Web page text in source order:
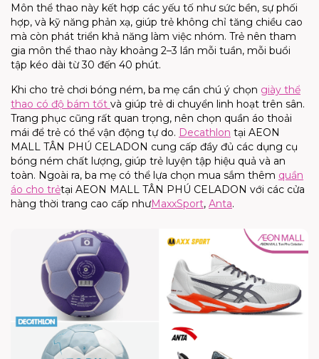
Môn thể thao này kết hợp các yếu tố như sức bền, sự phối
hợp, và kỹ năng phản xạ, giúp trẻ không chỉ tăng chiều cao
mà còn phát triển khả năng làm việc nhóm. Trẻ nên tham
gia môn thể thao này khoảng 2–3 lần mỗi tuần, mỗi buổi
tập kéo dài từ 30 đến 40 phút.
Khi cho trẻ chơi bóng ném, ba mẹ cần chú ý chọn giày thể
thao có độ bám tốt và giúp trẻ di chuyển linh hoạt trên sân.
Trang phục cũng rất quan trọng, nên chọn quần áo thoải
mái để trẻ có thể vận động tự do. Decathlon tại AEON
MALL TÂN PHÚ CELADON cung cấp đầy đủ các dụng cụ
bóng ném chất lượng, giúp trẻ luyện tập hiệu quả và an
toàn. Ngoài ra, ba mẹ có thể lựa chọn mua sắm thêm quần
áo cho trẻtại AEON MALL TÂN PHÚ CELADON với các cửa
hàng thời trang cao cấp nhưMaxxSport, Anta.